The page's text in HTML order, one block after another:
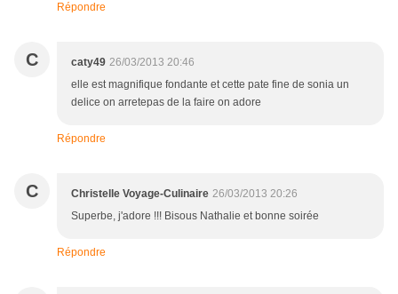
Répondre
C caty49 26/03/2013 20:46
elle est magnifique fondante et cette pate fine de sonia un
delice on arretepas de la faire on adore
Répondre
C Christelle Voyage-Culinaire 26/03/2013 20:26
Superbe, j'adore !!! Bisous Nathalie et bonne soirée
Répondre